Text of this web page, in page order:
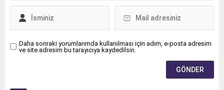
Daha sonraki yorumlarımda kullanılması için adım, e-posta adresim
ve site adresim bu tarayıcıya kaydedilsin.